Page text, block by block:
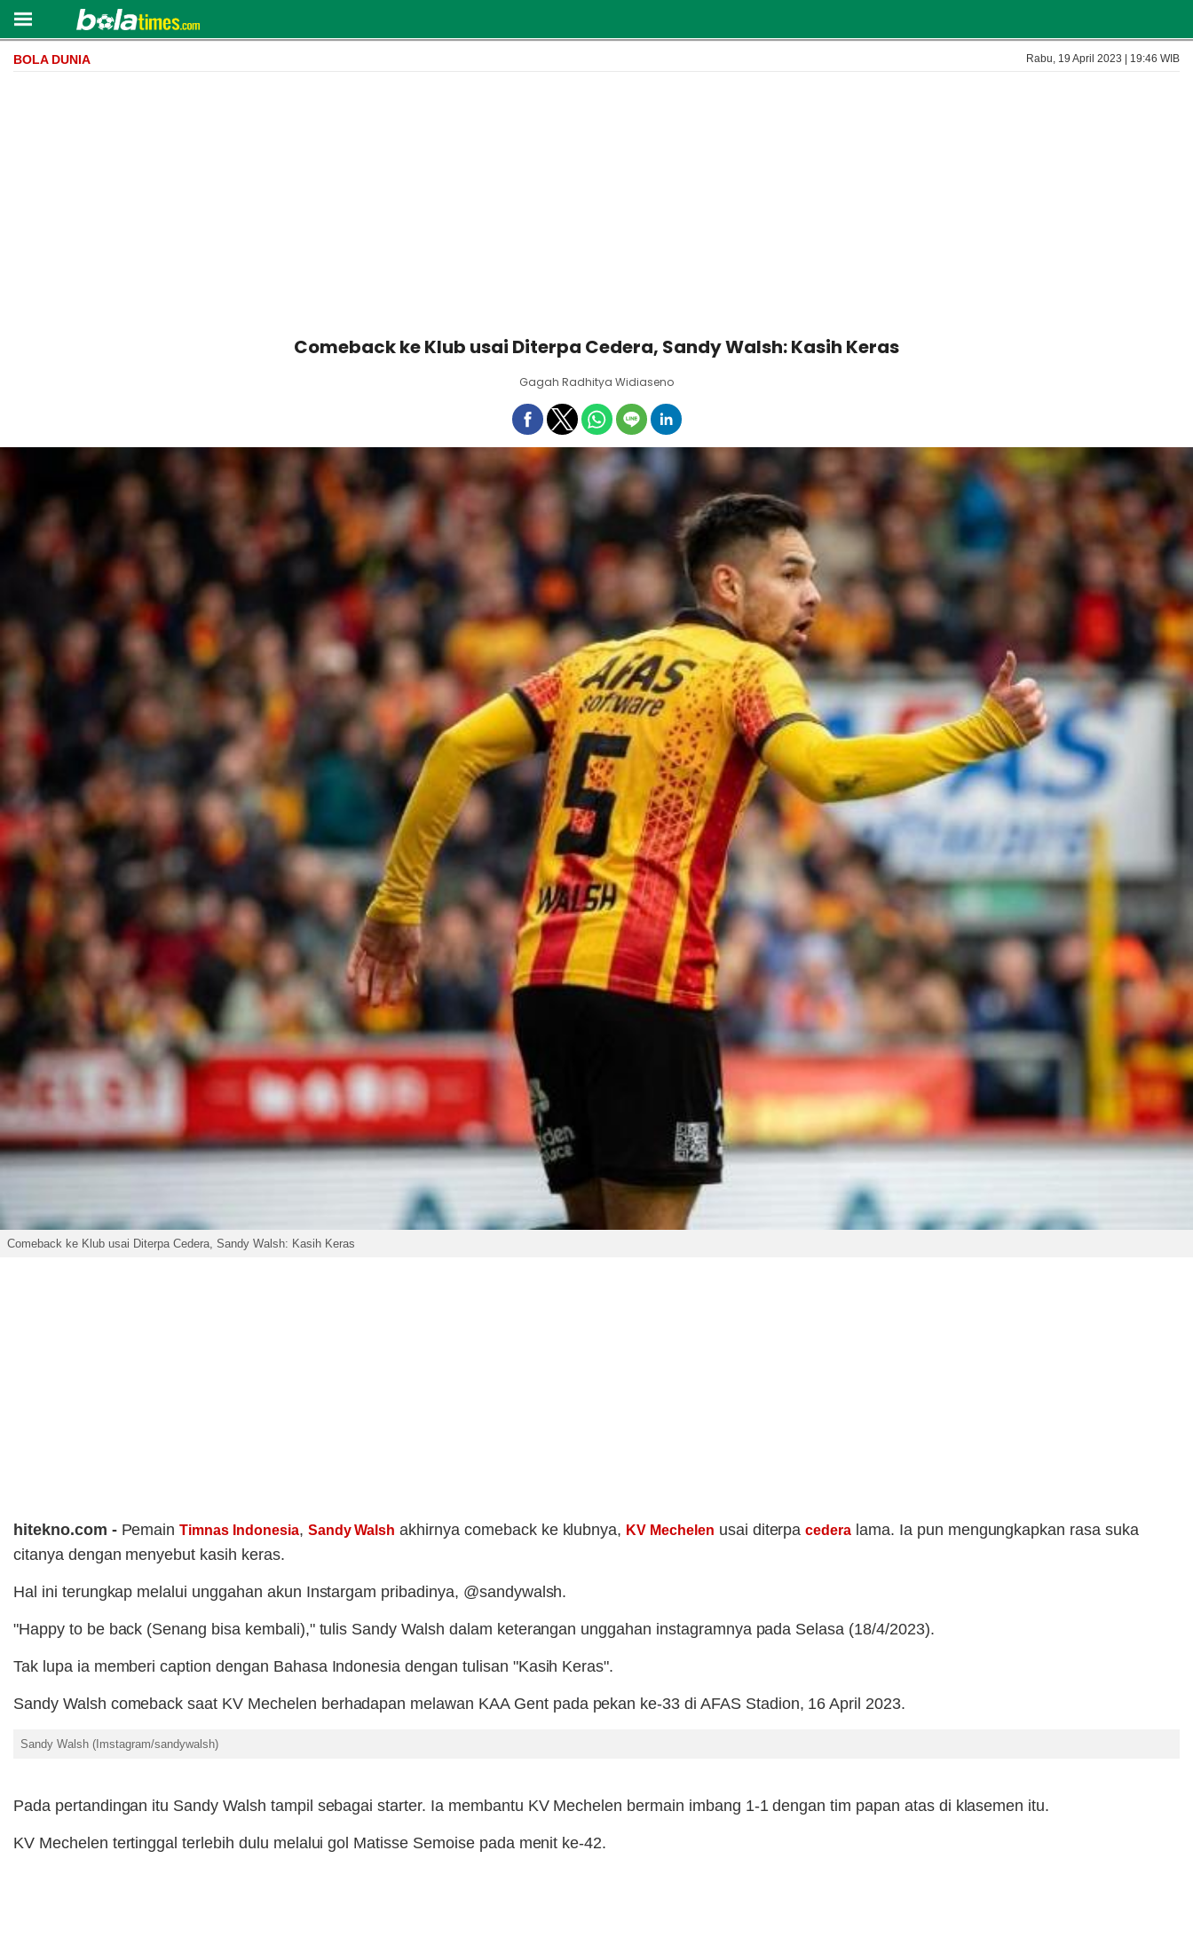
BOLA DUNIA Rabu, 19 April 2023 | 19:46 WIB
Comeback ke Klub usai Diterpa Cedera, Sandy Walsh: Kasih Keras
Gagah Radhitya Widiaseno
Comeback ke Klub usai Diterpa Cedera, Sandy Walsh: Kasih Keras
hitekno.com - PemainTimnas Indonesia, Sandy Walsh akhirnya comeback ke klubnya, KV Mechelen usai diterpacedera lama. Ia pun mengungkapkan rasa suka
citanya dengan menyebut kasih keras.
Hal ini terungkap melalui unggahan akun Instargam pribadinya, @sandywalsh.
"Happy to be back (Senang bisa kembali)," tulis Sandy Walsh dalam keterangan unggahan instagramnya pada Selasa (18/4/2023).
Tak lupa ia memberi caption dengan Bahasa Indonesia dengan tulisan "Kasih Keras".
Sandy Walsh comeback saat KV Mechelen berhadapan melawan KAA Gent pada pekan ke-33 di AFAS Stadion, 16 April 2023.
Sandy Walsh (Imstagram/sandywalsh)
Pada pertandingan itu Sandy Walsh tampil sebagai starter. Ia membantu KV Mechelen bermain imbang 1-1 dengan tim papan atas di klasemen itu.
KV Mechelen tertinggal terlebih dulu melalui gol Matisse Semoise pada menit ke-42.